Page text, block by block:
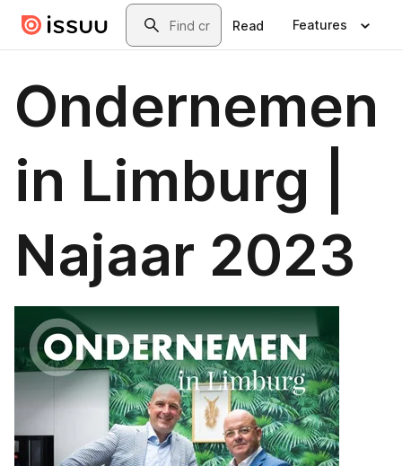
Skip to main contentSearch
Read Features
Ondernemen
in Limburg |
Najaar 2023